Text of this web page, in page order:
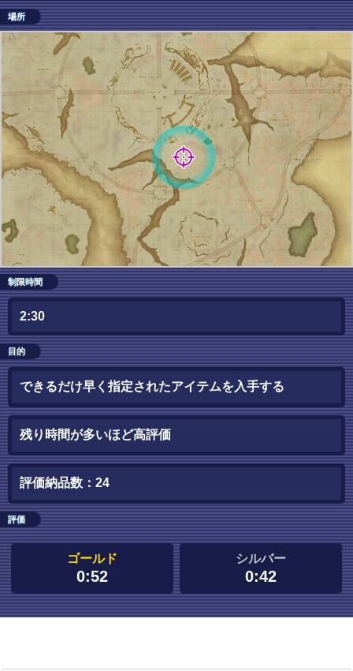
場所
制限時間
2:30
目的
できるだけ早く指定されたアイテムを入手する
残り時間が多いほど高評価
評価納品数：24
評価
ゴールド
0:52
シルバー
0:42